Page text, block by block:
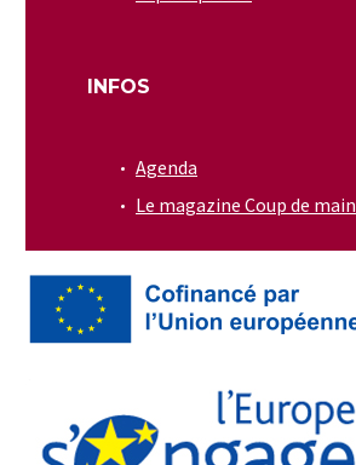
INFOS
Agenda
Le magazine Coup de main